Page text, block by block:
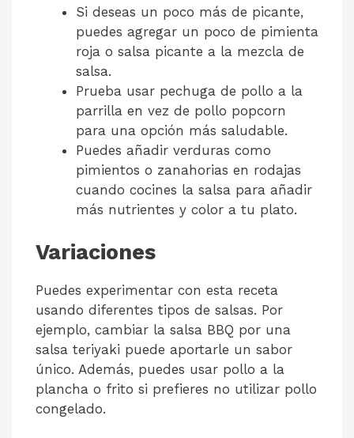
Si deseas un poco más de picante,
puedes agregar un poco de pimienta
roja o salsa picante a la mezcla de
salsa.
Prueba usar pechuga de pollo a la
parrilla en vez de pollo popcorn
para una opción más saludable.
Puedes añadir verduras como
pimientos o zanahorias en rodajas
cuando cocines la salsa para añadir
más nutrientes y color a tu plato.
Variaciones
Puedes experimentar con esta receta
usando diferentes tipos de salsas. Por
ejemplo, cambiar la salsa BBQ por una
salsa teriyaki puede aportarle un sabor
único. Además, puedes usar pollo a la
plancha o frito si prefieres no utilizar pollo
congelado.